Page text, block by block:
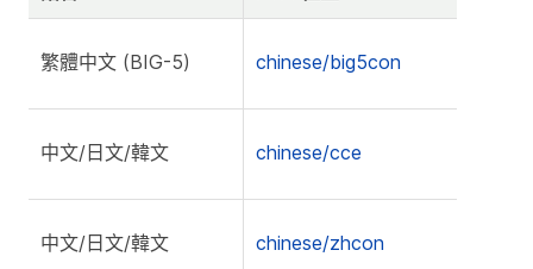
繁體中文 (BIG-5) chinese/big5con
中文/日文/韓文 chinese/cce
中文/日文/韓文 chinese/zhcon